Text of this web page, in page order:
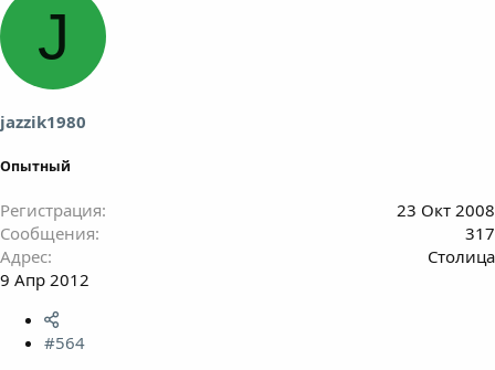
J
jazzik1980
Опытный
Регистрация
23 Окт 2008
Сообщения
317
Адрес
Столица
9 Апр 2012
#564